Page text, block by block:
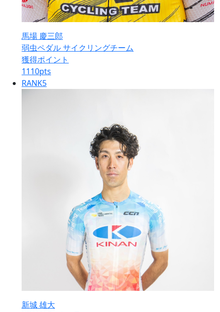
馬場 慶三郎
弱虫ペダル サイクリングチーム
獲得ポイント
1110pts
RANK5
新城 雄大